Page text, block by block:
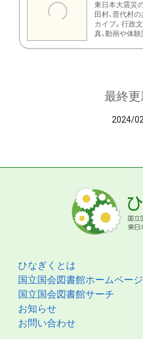
東日本大震災
田村、普代村
カイブ。行政
真、動画や体験
最終更
2024/
ひなぎくとは
国立国会図書館ホームページ
国立国会図書館サーチ
お知らせ
お問い合わせ